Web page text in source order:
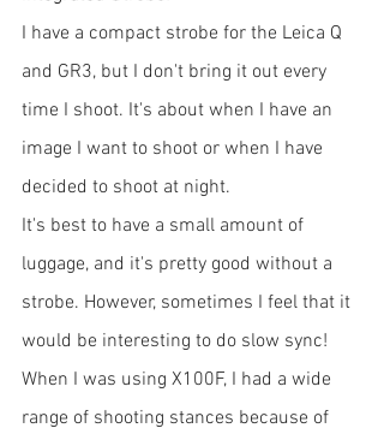
I have a compact strobe for the Leica Q
and GR3, but I don't bring it out every
time I shoot. It's about when I have an
image I want to shoot or when I have
decided to shoot at night.
It's best to have a small amount of
luggage, and it's pretty good without a
strobe. However, sometimes I feel that it
would be interesting to do slow sync!
When I was using X100F, I had a wide
range of shooting stances because of